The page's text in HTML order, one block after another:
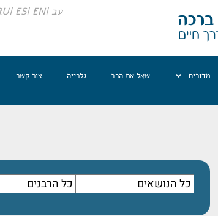
עב |EN |
ES |
|
מדורים שאל את הרב גלרייה צור קשר